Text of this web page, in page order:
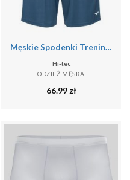
Męskie Spodenki Treningowe Hisam
Hi-tec
ODZIEŻ MĘSKA
66.99 zł